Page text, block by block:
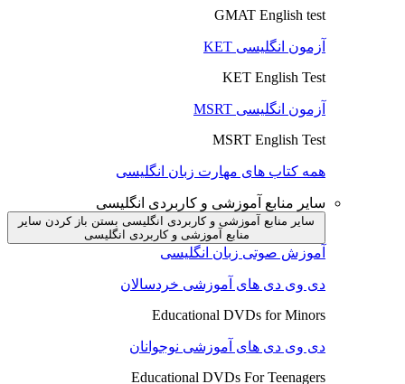
GMAT English test
آزمون انگلیسی KET
KET English Test
آزمون انگلیسی MSRT
MSRT English Test
همه کتاب های مهارت زبان انگلیسی
سایر منابع آموزشی و کاربردی انگلیسی
سایر منابع آموزشی و کاربردی انگلیسی بستن باز کردن سایر
منابع آموزشی و کاربردی انگلیسی
آموزش صوتی زبان انگلیسی
دی وی دی های آموزشی خردسالان
Educational DVDs for Minors
دی وی دی های آموزشی نوجوانان
Educational DVDs For Teenagers